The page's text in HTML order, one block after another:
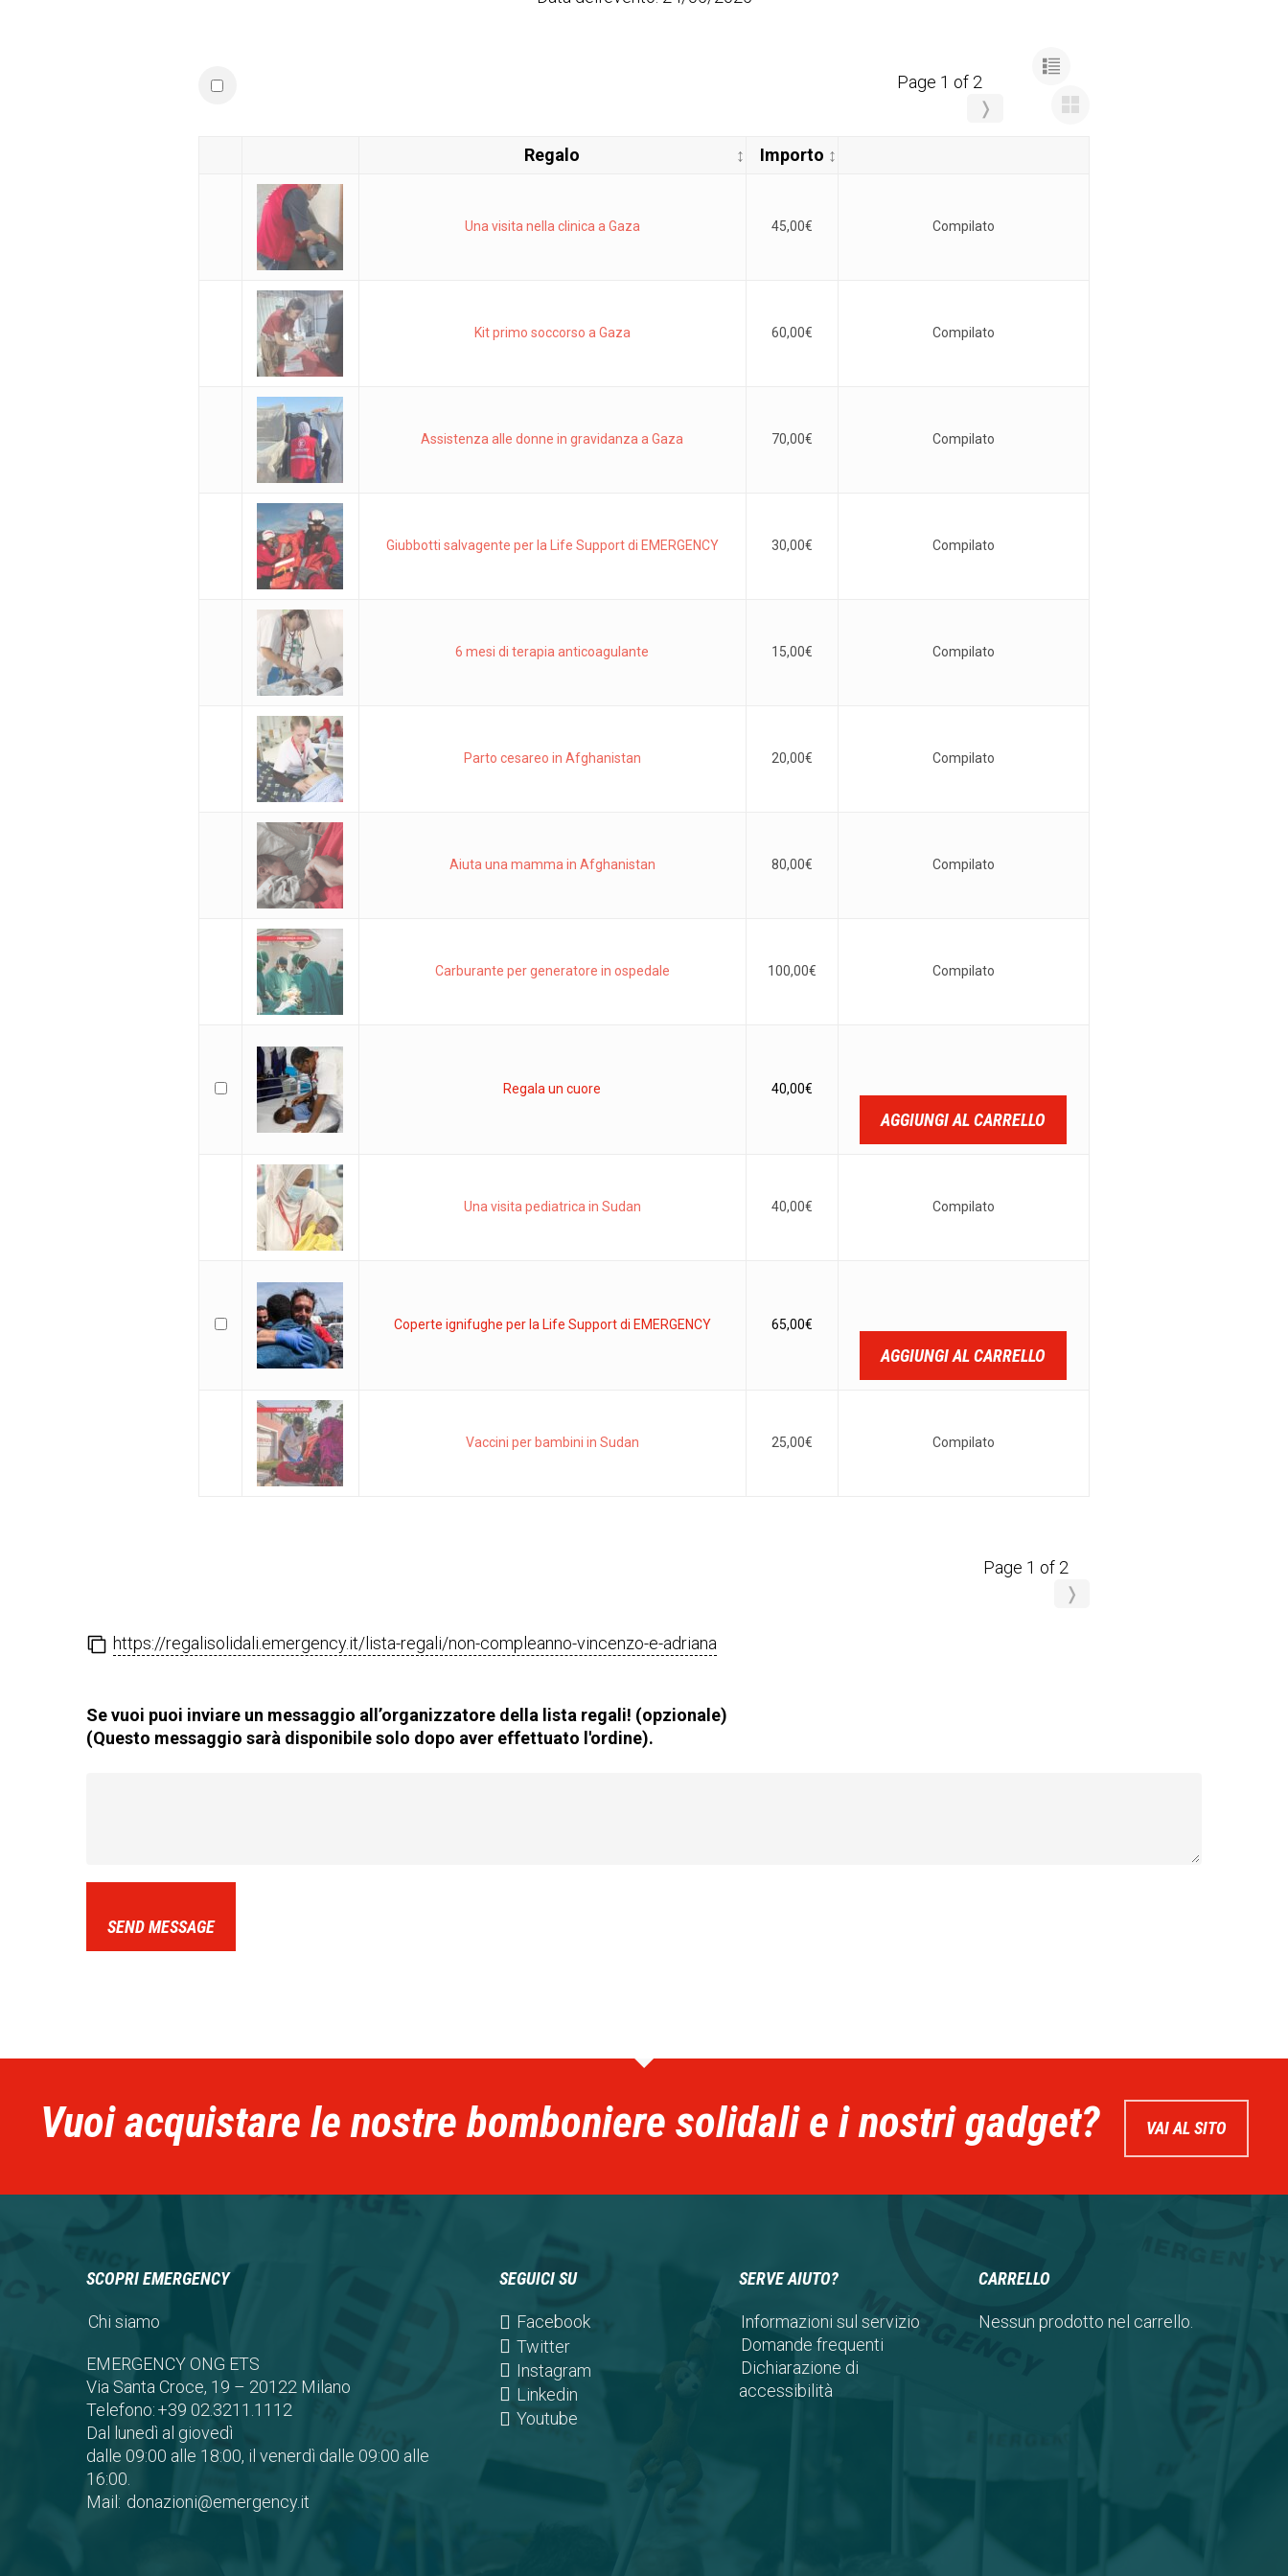
Page 1 of 2
❭
Regalo Importo
Una visita nella clinica a Gaza 45,00€ Compilato
Kit primo soccorso a Gaza 60,00€ Compilato
Assistenza alle donne in gravidanza a Gaza 70,00€ Compilato
Giubbotti salvagente per la Life Support di EMERGENCY 30,00€ Compilato
6 mesi di terapia anticoagulante 15,00€ Compilato
Parto cesareo in Afghanistan 20,00€ Compilato
Aiuta una mamma in Afghanistan 80,00€ Compilato
Carburante per generatore in ospedale 100,00€ Compilato
Regala un cuore 40,00€
AGGIUNGI AL CARRELLO
Una visita pediatrica in Sudan 40,00€ Compilato
Coperte ignifughe per la Life Support di EMERGENCY 65,00€
AGGIUNGI AL CARRELLO
Vaccini per bambini in Sudan 25,00€ Compilato
Page 1 of 2
❭
https://regalisolidali.emergency.it/lista-regali/non-compleanno-vincenzo-e-adriana
Se vuoi puoi inviare un messaggio all’organizzatore della lista regali! (opzionale)
(Questo messaggio sarà disponibile solo dopo aver effettuato l'ordine).
SEND MESSAGE
Vuoi acquistare le nostre bomboniere solidali e i nostri gadget? VAI AL SITO
SCOPRI EMERGENCY
Chi siamo
EMERGENCY ONG ETS
Via Santa Croce, 19 – 20122 Milano
Telefono:+39 02.3211.1112
Dal lunedì al giovedì
dalle 09:00 alle 18:00, il venerdì dalle 09:00 alle
16:00.
Mail: donazioni@emergency.it
SEGUICI SU
Facebook(opens
a
Twitter(opens
in
a
new
Instagram(opens
Linkedin(opens
in
Youtube(opens
SERVE AIUTO?
Informazioni sul servizio
Domande frequenti
Dichiarazione di
accessibilità
CARRELLO
Nessun prodotto nel carrello.